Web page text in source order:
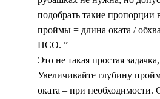
подобрать такие пропорции
проймы = длина оката /
ПСО. ”
Это не такая простая
Увеличивайте глубину
оката – при необходимости.